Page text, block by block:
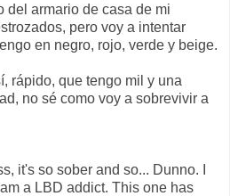
del armario de casa de mi
pero voy a intentar
en negro, rojo, verde y beige.
rápido, que tengo mil y una
no sé como voy a sobrevivir a
it's so sober and so... Dunno. I
a LBD addict. This one has